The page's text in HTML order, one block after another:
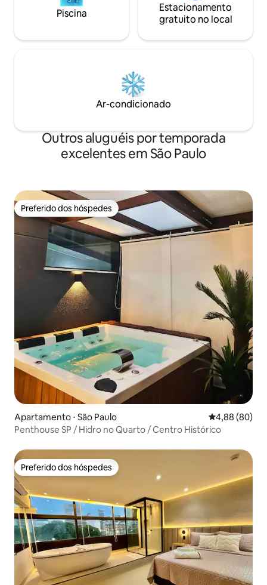
Piscina
Estacionamento
gratuito no local
Ar-condicionado
Outros aluguéis por temporada
excelentes em São Paulo
Preferido dos hóspedes
Preferido dos hóspedes
Apartamento ⋅ São Paulo 4,88 de uma
4,88 (80)
Penthouse SP / Hidro no Quarto / Centro Histórico
Preferido dos hóspedes
Preferido dos hóspedes